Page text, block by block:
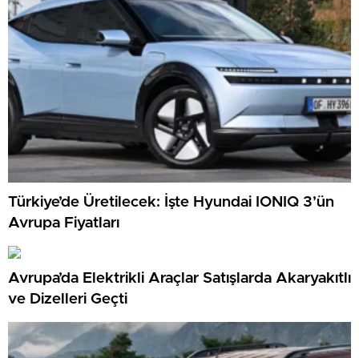
Türkiye’de Üretilecek: İşte Hyundai IONIQ 3’ün
Avrupa Fiyatları
Avrupa’da Elektrikli Araçlar Satışlarda Akaryakıtlı
ve Dizelleri Geçti